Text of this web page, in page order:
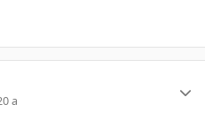
a